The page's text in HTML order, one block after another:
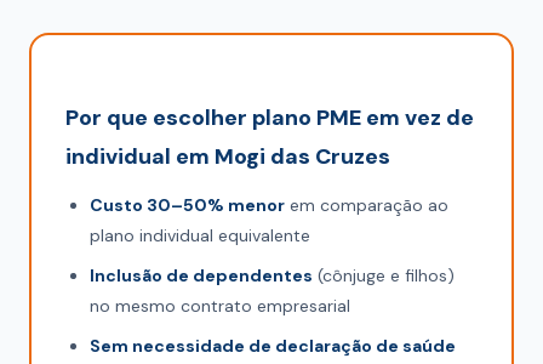
Por que escolher plano PME em vez de
individual em Mogi das Cruzes
Custo 30–50% menor em comparação ao
plano individual equivalente
Inclusão de dependentes (cônjuge e filhos)
no mesmo contrato empresarial
Sem necessidade de declaração de saúde